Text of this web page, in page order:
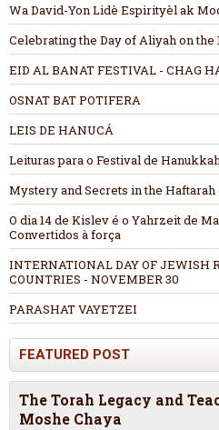
Wa David-Yon Lidè Espirityèl ak
Celebrating the Day of Aliyah on the
EID AL BANAT FESTIVAL - CHAG
OSNAT BAT POTIFERA
LEIS DE HANUCÁ
Leituras para o Festival de
Mystery and Secrets in the
O dia 14 de Kislev é o Yahrzeit de
Convertidos à força
INTERNATIONAL DAY OF JEWISH
COUNTRIES - NOVEMBER 30
PARASHAT VAYETZEI
FEATURED POST
The Torah Legacy and
Moshe Chaya